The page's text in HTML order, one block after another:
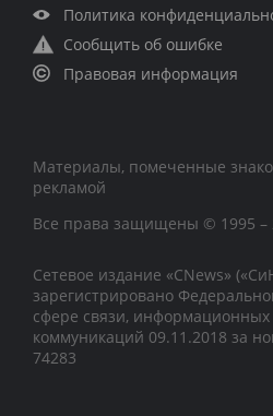
Политика
Сообщить об ошибке
Правовая информация
Материалы, помеченные
рекламой
Все права защищены © 1995 –
Сетевое издание «CNews»
зарегистрировано
сфере связи, информационных
коммуникаций 09.11.2018 за
74283